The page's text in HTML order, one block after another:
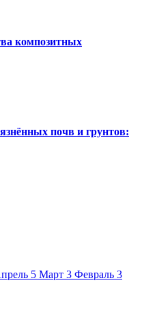
композитных
почв и грунтов:
5 Март 3 Февраль 3